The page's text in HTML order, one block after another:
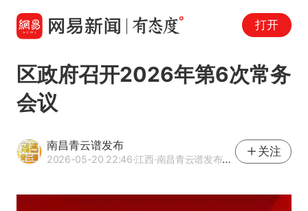
打开
区政府召开2026年第6次常务
会议
南昌青云谱发布
2026-05-20 22:46·江西·南昌青云谱发布官方网易号
关注